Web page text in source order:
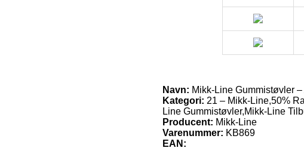
Navn: Mikk-Line Gummistøvler
Kategori: 21 – Mikk-Line,50%
Line Gummistøvler,Mikk-Line
Producent: Mikk-Line
Varenummer: KB869
EAN: